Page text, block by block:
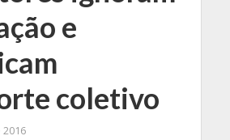
e
coletivo